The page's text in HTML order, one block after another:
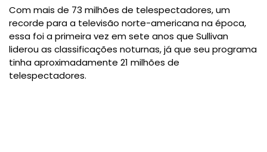
Commais de 73 milhões de telespectadores, um
recorde para a televisão norte-americana na época,
essa foi a primeira vez em sete anos que Sullivan
liderou as classificações noturnas, já que seu programa
tinha aproximadamente 21 milhões de
telespectadores.